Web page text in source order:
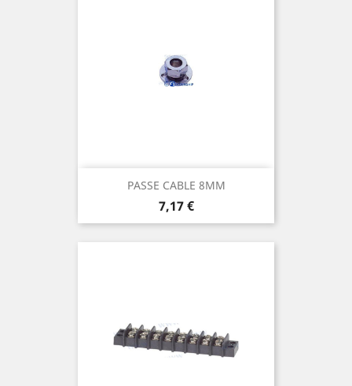
PASSE CABLE 8MM
Prix
7,17 €